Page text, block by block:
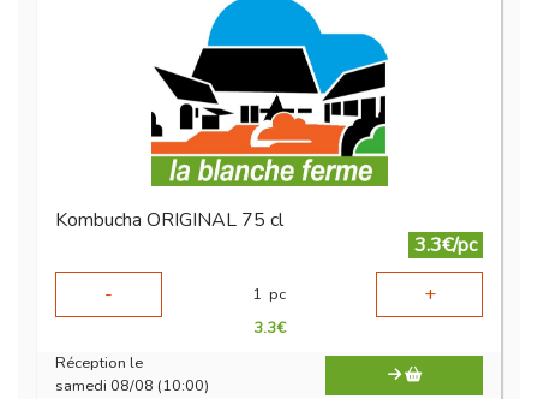
Kombucha ORIGINAL 75 cl
3.3€/pc
-
1 pc +
3.3€
Réception le
samedi 08/08 (10:00)